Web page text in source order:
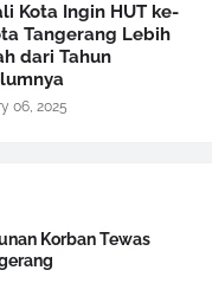
Kota Ingin HUT ke-
Tangerang Lebih
dari Tahun
06, 2025
Korban Tewas